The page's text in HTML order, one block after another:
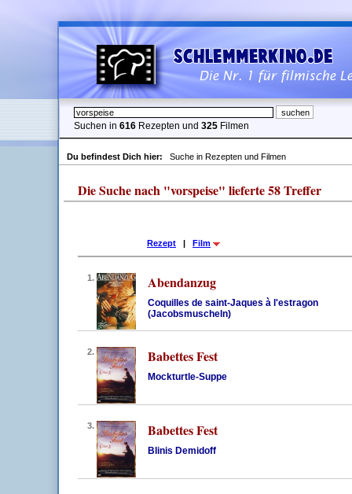
Suchen in 616 Rezepten und 325 Filmen
Du befindest Dich hier: Suche in Rezepten und Filmen
Die Suche nach "vorspeise" lieferte 58 Treffer
Rezept | Film
1. Abendanzug
Coquilles de saint-Jaques à l'estragon
(Jacobsmuscheln)
2. Babettes Fest
Mockturtle-Suppe
3. Babettes Fest
Blinis Demidoff